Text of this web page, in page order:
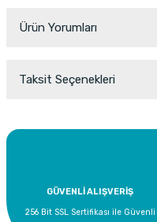
Ürün Yorumları
Taksit Seçenekleri
GÜVENLİ ALIŞVERİŞ
256 Bit SSL Sertifikası ile Güvenli